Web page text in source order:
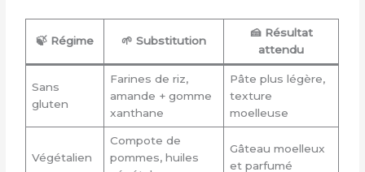
🍃 Régime 🌱 Substitution
🍰 Résultat
attendu
Sans
gluten
Farines de riz,
amande + gomme
xanthane
Pâte plus légère,
texture
moelleuse
Végétalien
Compote de
pommes, huiles
Gâteau moelleux
et parfumé